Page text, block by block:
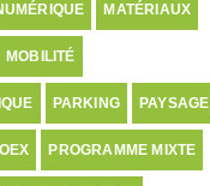
MATÉRIAUX
MOBILITÉ
PARKING PAYSAGE
PROGRAMME MIXTE